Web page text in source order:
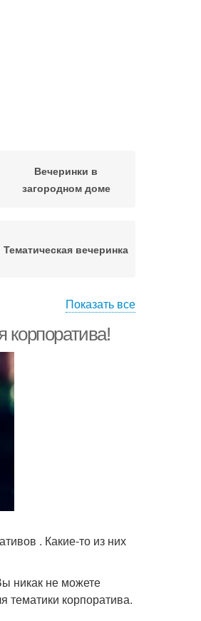
Вечеринки в
загородном доме
Тематическая вечеринка
Показать все
корпоратива!
. Какие-то из них
никак не можете
тематики корпоратива.